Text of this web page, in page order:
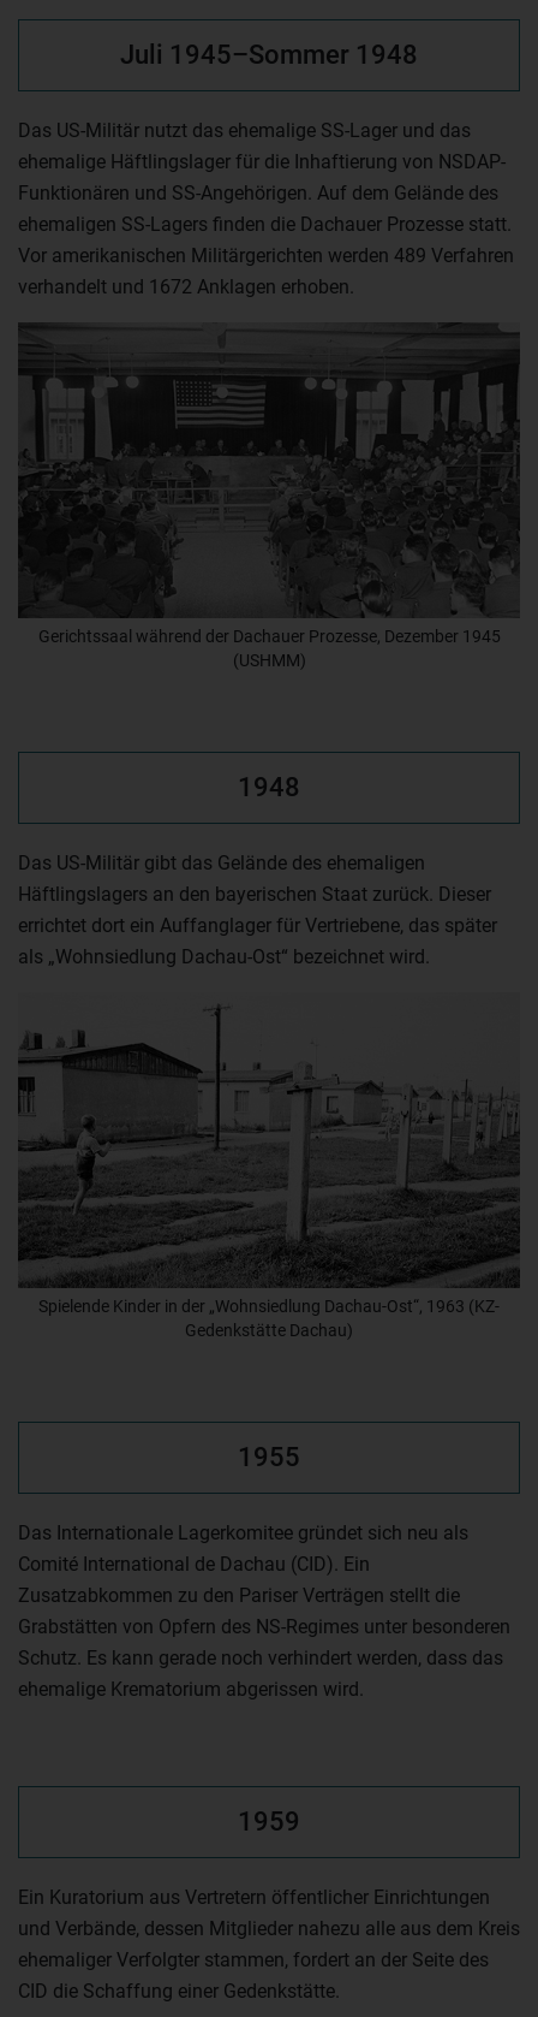
Juli 1945–Sommer 1948
Das US-Militär nutzt das ehemalige SS-Lager und das
ehemalige Häftlingslager für die Inhaftierung von NSDAP-
Funktionären und SS-Angehörigen. Auf dem Gelände des
ehemaligen SS-Lagers finden die Dachauer Prozesse statt.
Vor amerikanischen Militärgerichten werden 489 Verfahren
verhandelt und 1672 Anklagen erhoben.
Gerichtssaal während der Dachauer Prozesse, Dezember 1945
(USHMM)
1948
Das US-Militär gibt das Gelände des ehemaligen
Häftlingslagers an den bayerischen Staat zurück. Dieser
errichtet dort ein Auffanglager für Vertriebene, das später
als „Wohnsiedlung Dachau-Ost“ bezeichnet wird.
Spielende Kinder in der „Wohnsiedlung Dachau-Ost“, 1963 (KZ-
Gedenkstätte Dachau)
1955
Das Internationale Lagerkomitee gründet sich neu als
Comité International de Dachau (CID). Ein
Zusatzabkommen zu den Pariser Verträgen stellt die
Grabstätten von Opfern des NS-Regimes unter besonderen
Schutz. Es kann gerade noch verhindert werden, dass das
ehemalige Krematorium abgerissen wird.
1959
Ein Kuratorium aus Vertretern öffentlicher Einrichtungen
und Verbände, dessen Mitglieder nahezu alle aus dem Kreis
ehemaliger Verfolgter stammen, fordert an der Seite des
CID die Schaffung einer Gedenkstätte.